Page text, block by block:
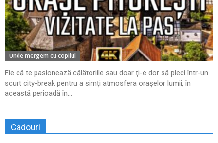
Unde mergem cu copilul
Fie că te pasionează călătoriile sau doar ţi-e dor să pleci într-un
scurt city-break pentru a simţi atmosfera oraşelor lumii, în
această perioadă în...
Cadouri